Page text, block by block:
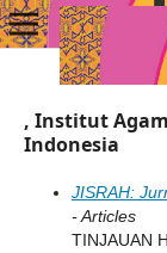
, Institut
Indonesia
JISRAH:
- Articles
TINJAUAN